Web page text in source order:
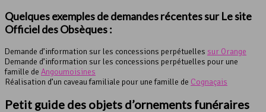
Quelques exemples de demandes récentes sur Le site
Officiel des Obsèques :
Demande d’information sur les concessions perpétuelles sur Orange
Demande d’information sur les concessions perpétuelles pour une
famille de Angoumoisines
Réalisation d’un caveau familiale pour une famille de Cognaçais
Petit guide des objets d’ornements funéraires